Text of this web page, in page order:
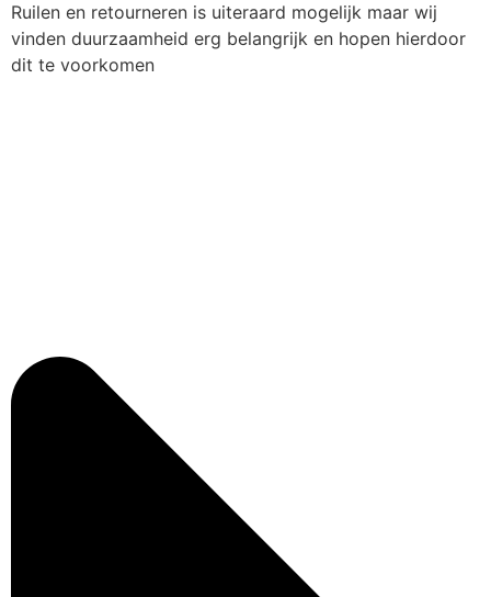
Ruilen en retourneren is uiteraard mogelijk maar wij
vinden duurzaamheid erg belangrijk en hopen hierdoor
dit te voorkomen